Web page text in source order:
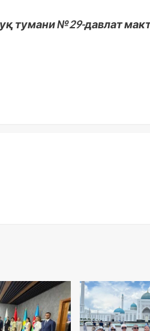
тумани №29-давлат